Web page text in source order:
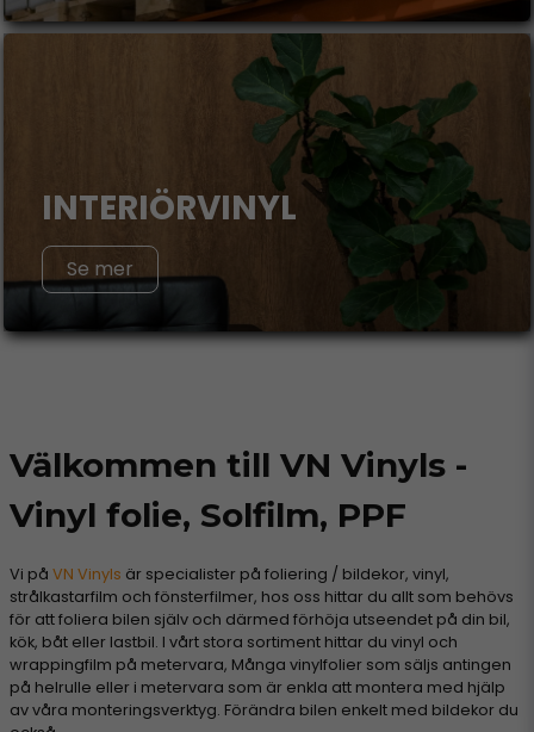
INTERIÖRVINYL
Se mer
Välkommen till VN Vinyls -
Vinyl folie, Solfilm, PPF
Vi på VN Vinyls är specialister på foliering / bildekor, vinyl,
strålkastarfilm och fönsterfilmer, hos oss hittar du allt som behövs
för att foliera bilen själv och därmed förhöja utseendet på din bil,
kök, båt eller lastbil. I vårt stora sortiment hittar du vinyl och
wrappingfilm på metervara, Många vinylfolier som säljs antingen
på helrulle eller i metervara som är enkla att montera med hjälp
av våra monteringsverktyg. Förändra bilen enkelt med bildekor du